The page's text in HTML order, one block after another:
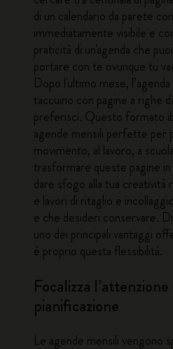
di un calendario da parete
immediatamente visibile e
praticità di un'agenda che
portare con te ovunque tu
Dopo l'ultimo mese,
taccuino con pagine a righe
preferisci. Questo formato
agende mensili perfette per
movimento, al lavoro, a
trasformare queste pagine
dare sfogo alla tua creatività
e lavori di ritaglio e
e che desideri conservare.
uno dei principali vantaggi
è proprio questa flessibilità.
Focalizza
pianificazione
Le agende mensili vengono